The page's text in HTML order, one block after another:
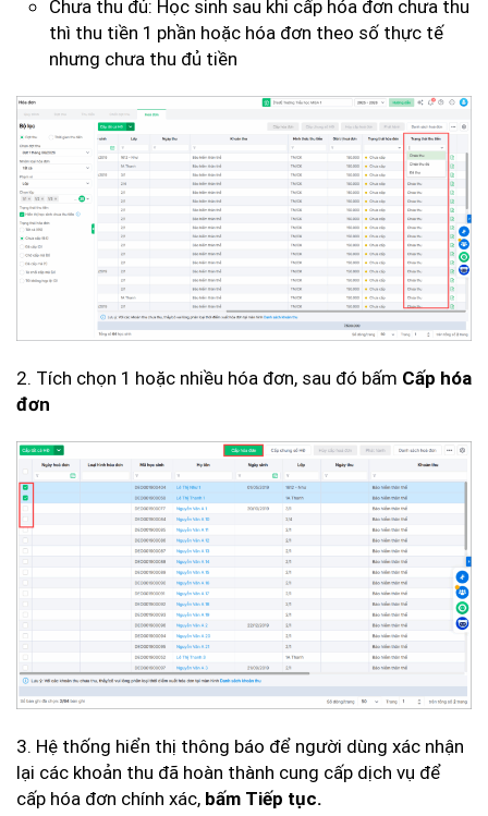
Chưa thu đủ: Học sinh sau khi cấp hóa đơn chưa thu
thì thu tiền 1 phần hoặc hóa đơn theo số thực tế
nhưng chưa thu đủ tiền
2. Tích chọn 1 hoặc nhiều hóa đơn, sau đó bấm Cấp hóa
đơn
3. Hệ thống hiển thị thông báo để người dùng xác nhận
lại các khoản thu đã hoàn thành cung cấp dịch vụ để
cấp hóa đơn chính xác, bấm Tiếp tục.